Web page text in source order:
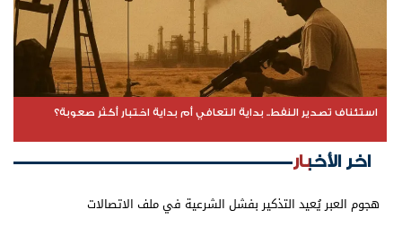
استئناف تصدير النفط.. بداية التعافي أم بداية اختبار أكثر صعوبة؟
اخر الأخبار
هجوم العبر يُعيد التذكير بفشل الشرعية في ملف الاتصالات